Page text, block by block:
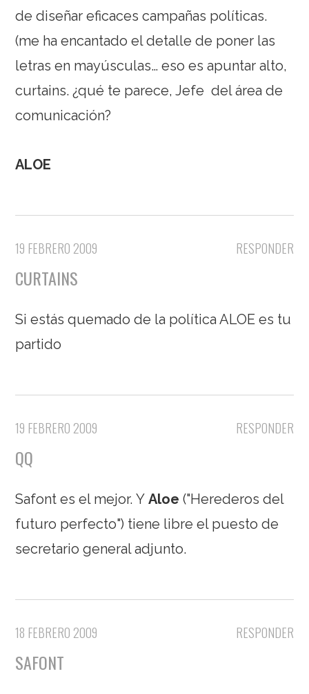
de diseñar eficaces campañas políticas.
(me ha encantado el detalle de poner las
letras en mayúsculas… eso es apuntar alto,
curtains. ¿qué te parece, Jefe del área de
comunicación?
ALOE
RESPONDER
19 FEBRERO 2009
CURTAINS
Si estás quemado de la política ALOE es tu
partido
RESPONDER
19 FEBRERO 2009
QQ
Safont es el mejor. YAloe ("Herederos del
futuro perfecto") tiene libre el puesto de
secretario general adjunto.
RESPONDER
18 FEBRERO 2009
SAFONT